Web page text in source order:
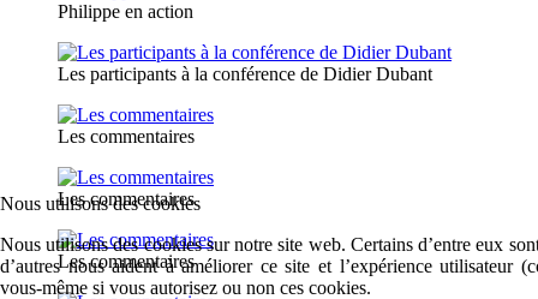
Philippe en action
Les participants à la conférence de Didier Dubant
Les commentaires
Les commentaires
Les commentaires
Nous utilisons des cookies
Nous utilisons des cookies sur notre site web. Certains d’entre eux
d’autres nous aident à améliorer ce site et l’expérience utilisateur
vous-même si vous autorisez ou non ces cookies.